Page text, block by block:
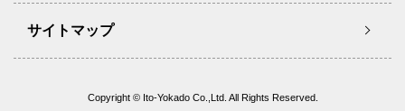
サイトマップ
Copyright © Ito-Yokado Co.,Ltd. All Rights Reserved.